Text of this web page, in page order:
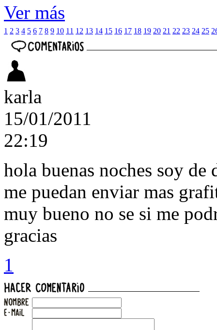
Ver más
1 2 3 4 5 6 7 8 9 10 11 12 13 14 15 16 17 18 19 20 21 22 23 24 25
karla
15/01/2011
22:19
hola buenas noches soy
me puedan enviar mas
muy bueno no se si me
gracias
1